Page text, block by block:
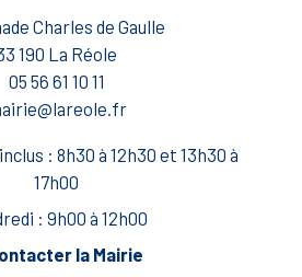
Charles de Gaulle
190 La Réole
05 56 61 10 11
: 8h30 à 12h30 et 13h30 à
17h00
: 9h00 à 12h00
la Mairie